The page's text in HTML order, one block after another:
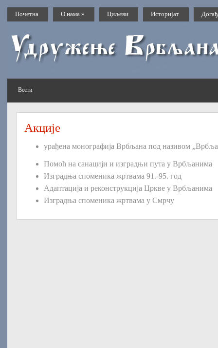
Почетна О нама » Циљеви Историјат
Вести
Акције
урађена монографија Врбљана под називом
Помоћ на санацији и изградњи пута у Врбљанима
Изградња споменика жртвама 91.-95. год
Адаптација и реконструкција Цркве у Врбљанима
Изградња споменика жртвама у Смрчу